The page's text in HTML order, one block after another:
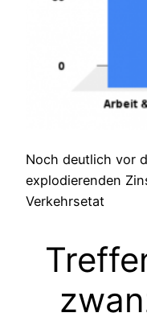
Noch deutlich vor
explodierenden
Verkehrsetat